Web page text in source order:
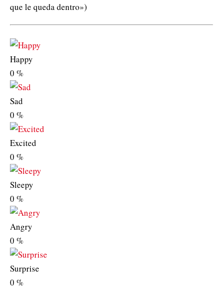
que le queda dentro»)
Happy
0 %
Sad
0 %
Excited
0 %
Sleepy
0 %
Angry
0 %
Surprise
0 %